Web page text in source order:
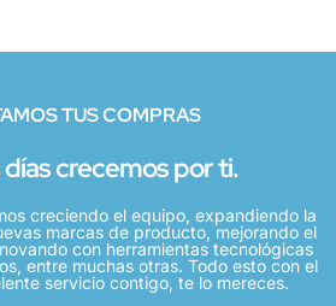
TUS COMPRAS
días crecemos por ti.
creciendo el equipo, expandiendo la
marcas de producto, mejorando el
con herramientas tecnológicas
entre muchas otras. Todo esto con el
servicio contigo, te lo mereces.